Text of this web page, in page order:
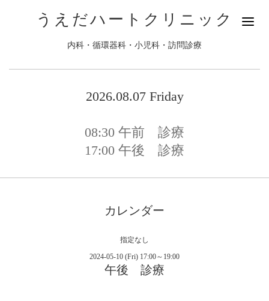
うえだハートクリニック
内科・循環器科・小児科・訪問診療
2026.08.07 Friday
08:30 午前 診療
17:00 午後 診療
カレンダー
指定なし
2024-05-10 (Fri) 17:00～19:00
午後 診療